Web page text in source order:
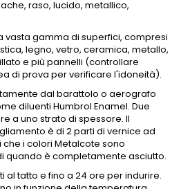
raso, lucido, metallico,
vasta gamma di superfici, compresi
legno, vetro, ceramica, metallo,
e più pannelli (controllare
di prova per verificare l'idoneità).
dal barattolo o aerografo
diluenti Humbrol Enamel. Due
a uno strato di spessore. Il
è di 2 parti di vernice ad
che i colori Metalcote sono
quando è completamente asciutto.
al tatto e fino a 24 ore per indurire.